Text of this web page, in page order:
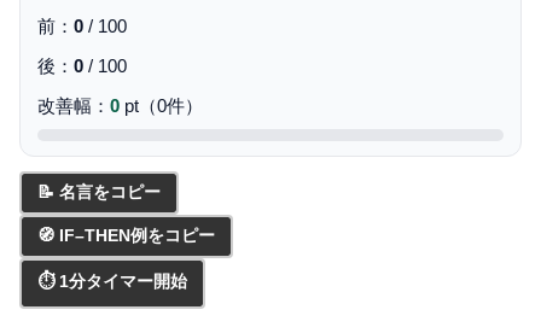
前： 0 / 100
後： 0 / 100
改善幅： 0 pt（0件）
📝 名言をコピー
🧭 IF–THEN例をコピー
⏱ 1分タイマー開始